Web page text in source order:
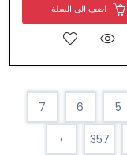
اضف الى السلة
5
6
7
357
›